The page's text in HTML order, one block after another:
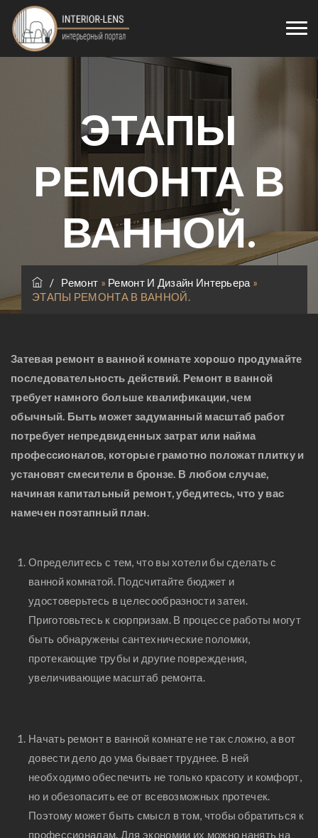
ЭТАПЫ
РЕМОНТА В
ВАННОЙ.
/ Ремонт » Ремонт И Дизайн Интерьера »
ЭТАПЫ РЕМОНТА В ВАННОЙ.
Затевая ремонт в ванной комнате хорошо продумайте
последовательность действий. Ремонт в ванной
требует намного больше квалификации, чем
обычный. Быть может задуманный масштаб работ
потребует непредвиденных затрат или найма
профессионалов, которые грамотно положат плитку и
установят смесители в бронзе. В любом случае,
начиная капитальный ремонт, убедитесь, что у вас
намечен поэтапный план.
Определитесь с тем, что вы хотели бы сделать с
ванной комнатой. Подсчитайте бюджет и
удостоверьтесь в целесообразности затеи.
Приготовьтесь к сюрпризам. В процессе работы могут
быть обнаружены сантехнические поломки,
протекающие трубы и другие повреждения,
увеличивающие масштаб ремонта.
Начать ремонт в ванной комнате не так сложно, а вот
довести дело до ума бывает труднее. В ней
необходимо обеспечить не только красоту и комфорт,
но и обезопасить ее от всевозможных протечек.
Поэтому может быть смысл в том, чтобы обратиться к
профессионалам. Для экономии их можно нанять на